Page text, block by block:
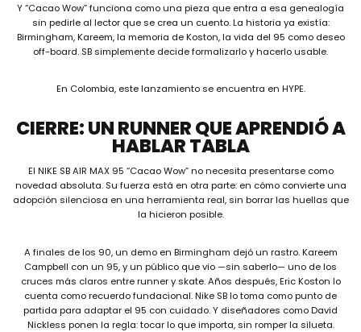
Y “Cacao Wow” funciona como una pieza que entra a esa genealogía
sin pedirle al lector que se crea un cuento. La historia ya existía:
Birmingham, Kareem, la memoria de Koston, la vida del 95 como deseo
off-board. SB simplemente decide formalizarlo y hacerlo usable.
En Colombia, este lanzamiento se encuentra en HYPE.
CIERRE: UN RUNNER QUE APRENDIÓ A
HABLAR TABLA
El NIKE SB AIR MAX 95 “Cacao Wow” no necesita presentarse como
novedad absoluta. Su fuerza está en otra parte: en cómo convierte una
adopción silenciosa en una herramienta real, sin borrar las huellas que
la hicieron posible.
A finales de los 90, un demo en Birmingham dejó un rastro. Kareem
Campbell con un 95, y un público que vio —sin saberlo— uno de los
cruces más claros entre runner y skate. Años después, Eric Koston lo
cuenta como recuerdo fundacional. Nike SB lo toma como punto de
partida para adaptar el 95 con cuidado. Y diseñadores como David
Nickless ponen la regla: tocar lo que importa, sin romper la silueta.